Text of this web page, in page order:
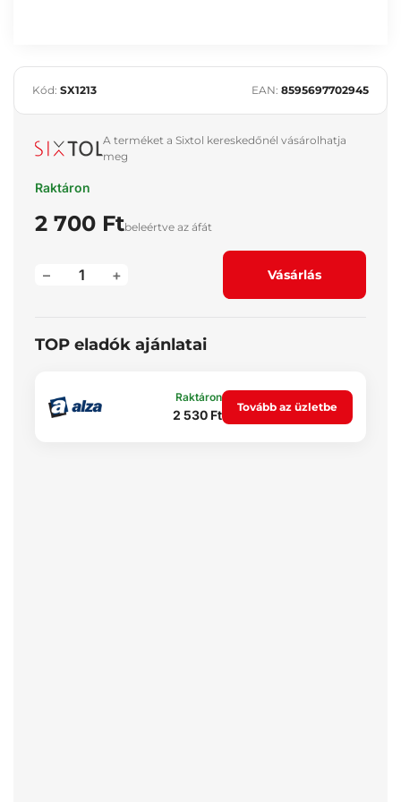
Kód: SX1213 EAN: 8595697702945
A terméket a Sixtol kereskedőnél vásárolhatja
meg
Raktáron
2 700 Ftbeleértve az áfát
+
– Vásárlás
TOP eladók ajánlatai
Raktáron
2 530 Ft
Tovább az üzletbe